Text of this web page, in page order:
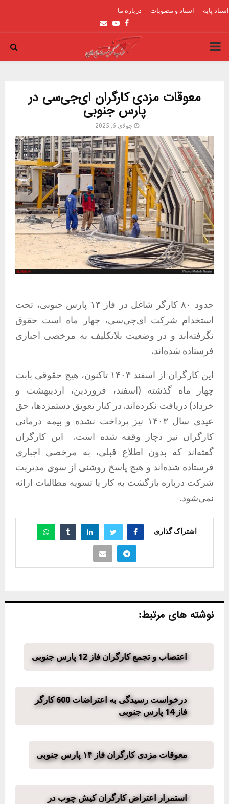
اسناد پایه اسناد و مصوبات درباره ما
Facebook
Youtube
Email
PRIMARY
معوقات مزدی کارگران ای‌جی‌سی در
پارس جنوبی
جولای 6, 2025
حدود ۸۰ کارگر شاغل در فاز ۱۴ پارس جنوبی، تحت
استخدام شرکت ای‌جی‌سی، چهار ماه است حقوق
نگرفته‌اند و در وضعیت بلاتکلیف به مرخصی اجباری
فرستاده شده‌اند.
این کارگران از اسفند ۱۴۰۳ تاکنون، هیچ حقوقی بابت
چهار ماه گذشته (اسفند، فروردین، اردیبهشت و
خرداد) دریافت نکرده‌اند. در کنار تعویق دستمزدها، حق
عیدی سال ۱۴۰۳ نیز پرداخت نشده و بیمه درمانی
کارگران نیز دچار وقفه شده است.
این کارگران
گفته‌اند که بدون اطلاع قبلی، به مرخصی اجباری
فرستاده شده‌اند و هیچ پاسخ روشنی از سوی مدیریت
شرکت درباره بازگشت به کار یا تسویه مطالبات ارائه
نمی‌شود.
اشتراک گذاری
نوشته های مرتبط:
اعتصاب و تجمع کارگران فاز 12 پارس جنوبی
درخواست رسیدگی به اعتراضات 600 کارگر
فاز 14 پارس جنوبی
معوقات مزدی کارگران فاز ۱۴ پارس جنوبی
استمرار اعتراض کارگران کیش چوب در